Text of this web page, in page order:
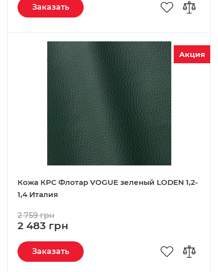
Заказать
Акция
Кожа КРС Флотар VOGUE зеленый LODEN 1,2-
1,4 Италия
2 483 грн
2 759 грн
Заказать